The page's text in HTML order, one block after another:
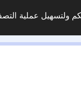
ولتسهيل عملية